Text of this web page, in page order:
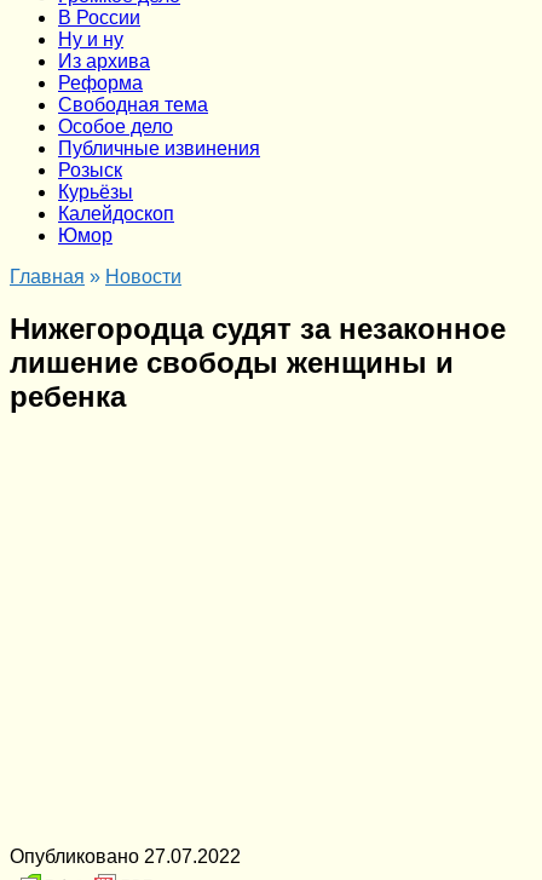
В России
Ну и ну
Из архива
Реформа
Cвободная тема
Особое дело
Публичные извинения
Розыск
Курьёзы
Калейдоскоп
Юмор
Главная » Новости
Нижегородца судят за незаконное
лишение свободы женщины и
ребенка
Опубликовано 27.07.2022